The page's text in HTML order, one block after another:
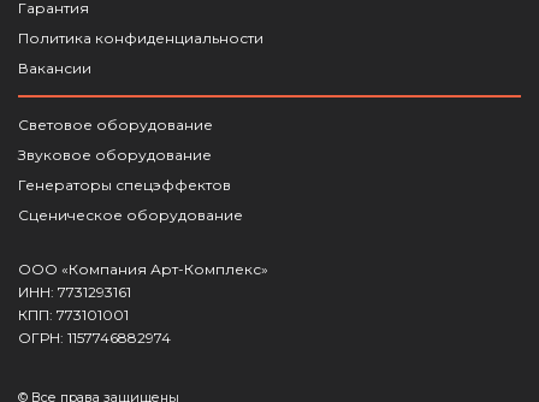
Гарантия
Политика конфиденциальности
Вакансии
Световое оборудование
Звуковое оборудование
Генераторы спецэффектов
Сценическое оборудование
ООО «Компания Арт-Комплекс»
ИНН: 7731293161
КПП: 773101001
ОГРН: 1157746882974
© Все права защищены